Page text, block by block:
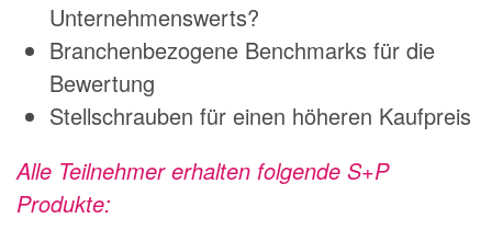
Unternehmenswerts?
Branchenbezogene Benchmarks für die
Bewertung
Stellschrauben für einen höheren Kaufpreis
Alle Teilnehmer erhalten folgende S+P
Produkte: